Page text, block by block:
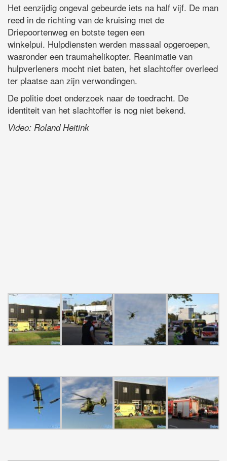
Het eenzijdig ongeval gebeurde iets na half vijf. De man
reed in de richting van de kruising met de
Driepoortenweg en botste tegen een
winkelpui. Hulpdiensten werden massaal opgeroepen,
waaronder een traumahelikopter. Reanimatie van
hulpverleners mocht niet baten, het slachtoffer overleed
ter plaatse aan zijn verwondingen.
De politie doet onderzoek naar de toedracht. De
identiteit van het slachtoffer is nog niet bekend.
Video: Roland Heitink